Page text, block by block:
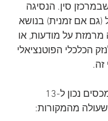
סין. הנסיגה
אם זמנית) בנושא
מרמזת על מודעות, או
הכלכלי הפוטנציאלי
זה.